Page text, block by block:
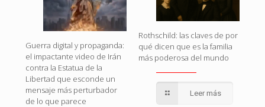
Guerra digital y propaganda:
el impactante video de Irán
contra la Estatua de la
Libertad que esconde un
mensaje más perturbador
de lo que parece
Rothschild: las claves de por
qué dicen que es la familia
más poderosa del mundo
Leer más